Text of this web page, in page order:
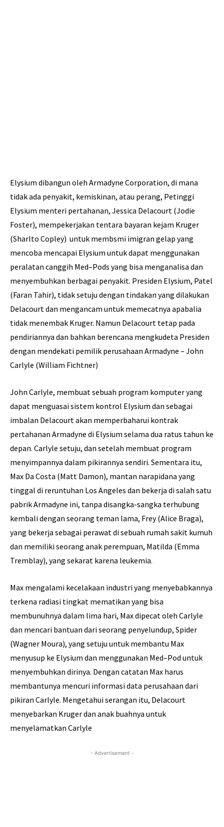
Elysium dibangun oleh Armadyne Corporation, di mana
tidak ada penyakit, kemiskinan, atau perang, Petinggi
Elysium menteri pertahanan, Jessica Delacourt (Jodie
Foster), mempekerjakan tentara bayaran kejam Kruger
(Sharlto Copley) untuk membsmi imigran gelap yang
mencoba mencapai Elysium untuk dapat menggunakan
peralatan canggih Med–Pods yang bisa menganalisa dan
menyembuhkan berbagai penyakit. Presiden Elysium, Patel
(Faran Tahir), tidak setuju dengan tindakan yang dilakukan
Delacourtdan mengancam untuk memecatnya apabalia
tidak menembak Kruger. Namun Delacourt tetap pada
pendiriannya dan bahkan berencana mengkudeta Presiden
dengan mendekati pemilik perusahaan Armadyne – John
Carlyle (William Fichtner)
John Carlyle, membuat sebuah program komputer yang
dapat menguasai sistem kontrol Elysium dan sebagai
imbalan Delacourt akan memperbaharui kontrak
pertahanan Armadyne di Elysium selama dua ratus tahun ke
depan. Carlyle setuju, dan setelah membuat program
menyimpannya dalam pikirannya sendiri. Sementara itu,
Max Da Costa (Matt Damon), mantan narapidana yang
tinggal di reruntuhan Los Angeles dan bekerja di salah satu
pabrikArmadyne ini, tanpa disangka-sangka terhubung
kembalidengan seorang teman lama, Frey (Alice Braga),
yang bekerja sebagai perawatdi sebuah rumah sakit kumuh
dan memiliki seorang anak perempuan, Matilda (Emma
Tremblay), yang sekarat karena leukemia.
Max mengalami kecelakaan industriyang menyebabkannya
terkena radiasi tingkat mematikan yang bisa
membunuhnya dalam lima hari, Maxdipecatoleh Carlyle
dan mencari bantuan dariseorang penyelundup, Spider
(Wagner Moura), yang setuju untuk membantu Max
menyusup ke Elysium dan menggunakan Med–Pod untuk
menyembuhkan dirinya. Dengan catatan Max harus
membantunya mencuri informasidata perusahaan dari
pikiran Carlyle. Mengetahuiserangan itu, Delacourt
menyebarkan Krugerdan anak buahnya untuk
menyelamatkan Carlyle
- Advertisement -